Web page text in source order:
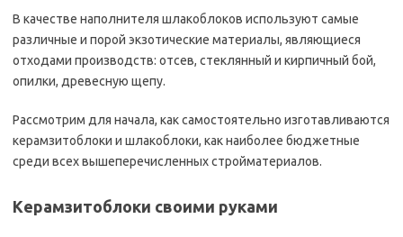
В качестве наполнителя шлакоблоков используют самые
различные и порой экзотические материалы, являющиеся
отходами производств: отсев, стеклянный и кирпичный бой,
опилки, древесную щепу.
Рассмотрим для начала, как самостоятельно изготавливаются
керамзитоблоки и шлакоблоки, как наиболее бюджетные
среди всех вышеперечисленных стройматериалов.
Керамзитоблоки своими руками